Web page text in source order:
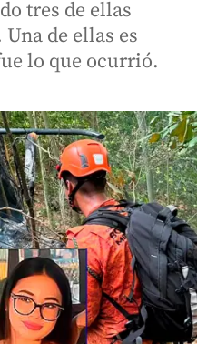
tres de ellas
de ellas es
lo que ocurrió.